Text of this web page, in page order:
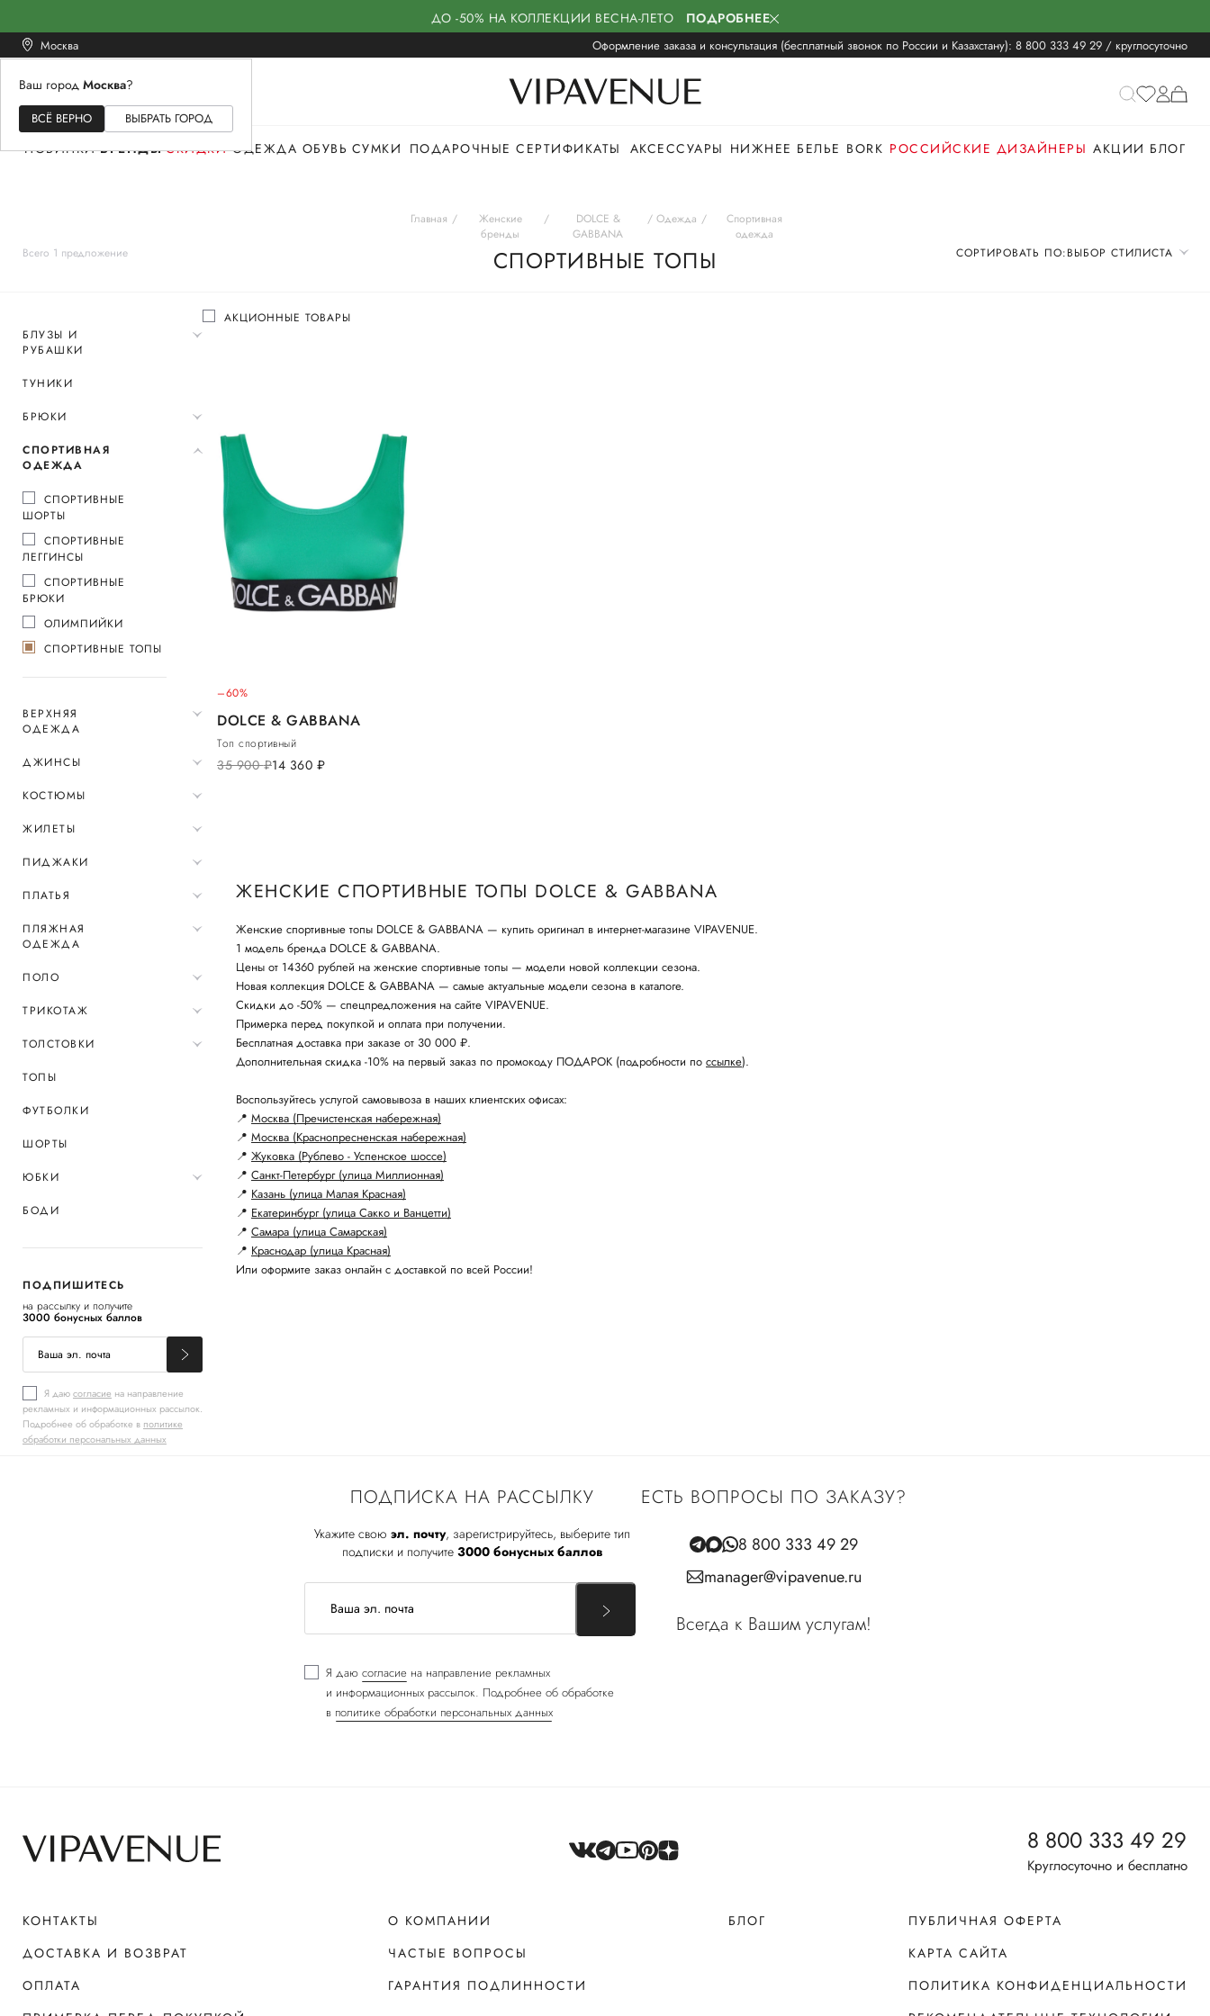
ДО -50% НА КОЛЛЕКЦИИ ВЕСНА-ЛЕТО ПОДРОБНЕЕ
Москва Оформление заказа и консультация (бесплатный звонок по России и Казахстану): 8 800 333 49 29 / круглосуточно
Ваш город Москва?
ВСЁ ВЕРНО ВЫБРАТЬ ГОРОД
ЖЕНСКОЕМУЖСКОЕ
НОВИНКИ БРЕНДЫ СКИДКИ ОДЕЖДА ОБУВЬ СУМКИ ПОДАРОЧНЫЕ СЕРТИФИКАТЫ АКСЕССУАРЫ НИЖНЕЕ БЕЛЬЕ BORK РОССИЙСКИЕ ДИЗАЙНЕРЫ АКЦИИ БЛОГ
Всего 1 предложение
Главная
Женские
бренды
DOLCE &
GABBANA
Одежда
Спортивная
одежда
СПОРТИВНЫЕ ТОПЫ СОРТИРОВАТЬ ПО:ВЫБОР СТИЛИСТА
БЛУЗЫ И
РУБАШКИ
ТУНИКИ
БРЮКИ
СПОРТИВНАЯ
ОДЕЖДА
СПОРТИВНЫЕ
ШОРТЫ
СПОРТИВНЫЕ
ЛЕГГИНСЫ
СПОРТИВНЫЕ
БРЮКИ
ОЛИМПИЙКИ
СПОРТИВНЫЕ ТОПЫ
ВЕРХНЯЯ
ОДЕЖДА
ДЖИНСЫ
КОСТЮМЫ
ЖИЛЕТЫ
ПИДЖАКИ
ПЛАТЬЯ
ПЛЯЖНАЯ
ОДЕЖДА
ПОЛО
ТРИКОТАЖ
ТОЛСТОВКИ
ТОПЫ
ФУТБОЛКИ
ШОРТЫ
ЮБКИ
БОДИ
ПОДПИШИТЕСЬ
на рассылку и получите
3000 бонусных баллов
Я даюсогласие на направление
рекламных и информационных рассылок.
Подробнее об обработке в политике
обработки персональных данных
АКЦИОННЫЕ ТОВАРЫ
–60%
DOLCE & GABBANA
Топ спортивный
35 900руб.14 360 руб.
ЖЕНСКИЕ СПОРТИВНЫЕ ТОПЫ DOLCE & GABBANA
Женские спортивные топы DOLCE & GABBANA — купить оригинал в интернет-магазине VIPAVENUE.
1 модель бренда DOLCE & GABBANA.
Цены от 14360 рублей на женские спортивные топы — модели новой коллекции сезона.
Новая коллекция DOLCE & GABBANA — самые актуальные модели сезона в каталоге.
Скидки до -50% — спецпредложения на сайте VIPAVENUE.
Примерка перед покупкой и оплата при получении.
Бесплатная доставка при заказе от 30 000 ₽.
Дополнительная скидка -10% на первый заказ по промокоду ПОДАРОК (подробности по ссылке).
Воспользуйтесь услугой самовывоза в наших клиентских офисах:
📍 Москва (Пречистенская набережная)
📍 Москва (Краснопресненская набережная)
📍 Жуковка (Рублево - Успенское шоссе)
📍 Санкт-Петербург (улица Миллионная)
📍 Казань (улица Малая Красная)
📍 Екатеринбург (улица Сакко и Ванцетти)
📍 Самара (улица Самарская)
📍 Краснодар (улица Красная)
Или оформите заказ онлайн с доставкой по всей России!
ПОДПИСКА НА РАССЫЛКУ
Укажите свою эл. почту, зарегистрируйтесь, выберите тип
подписки и получите 3000 бонусных баллов
Я даю согласие на направление рекламных
и информационных рассылок. Подробнее об обработке
в политике обработки персональных данных
ЕСТЬ ВОПРОСЫ ПО ЗАКАЗУ?
8 800 333 49 29
manager@vipavenue.ru
Всегда к Вашим услугам!
8 800 333 49 29
Круглосуточно и бесплатно
КОНТАКТЫ
ДОСТАВКА И ВОЗВРАТ
ОПЛАТА
О КОМПАНИИ
ЧАСТЫЕ ВОПРОСЫ
ГАРАНТИЯ ПОДЛИННОСТИ
БЛОГ
ПУБЛИЧНАЯ ОФЕРТА
КАРТА САЙТА
ПОЛИТИКА КОНФИДЕНЦИАЛЬНОСТИ